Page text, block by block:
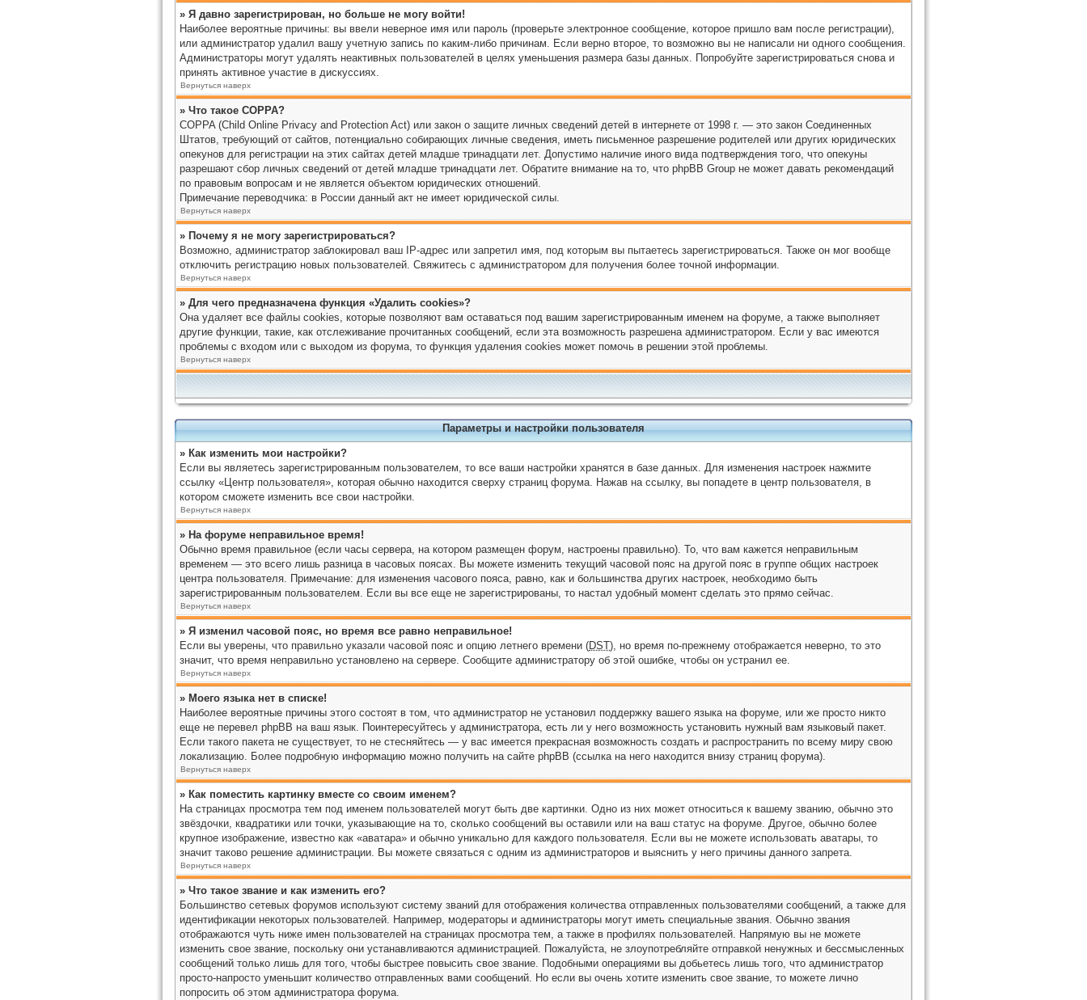
» Я давно зарегистрирован, но больше не могу войти!
Наиболее вероятные причины: вы ввели неверное имя или пароль (проверьте электронное сообщение, которое пришло вам после регистрации),
или администратор удалил вашу учетную запись по каким-либо причинам. Если верно второе, то возможно вы не написали ни одного сообщения.
Администраторы могут удалять неактивных пользователей в целях уменьшения размера базы данных. Попробуйте зарегистрироваться снова и
принять активное участие в дискуссиях.
Вернуться наверх
» Что такое COPPA?
COPPA (Child Online Privacy and Protection Act) или закон о защите личных сведений детей в интернете от 1998 г. — это закон Соединенных
Штатов, требующий от сайтов, потенциально собирающих личные сведения, иметь письменное разрешение родителей или других юридических
опекунов для регистрации на этих сайтах детей младше тринадцати лет. Допустимо наличие иного вида подтверждения того, что опекуны
разрешают сбор личных сведений от детей младше тринадцати лет. Обратите внимание на то, что phpBB Group не может давать рекомендаций
по правовым вопросам и не является объектом юридических отношений.
Примечание переводчика: в России данный акт не имеет юридической силы.
Вернуться наверх
» Почему я не могу зарегистрироваться?
Возможно, администратор заблокировал ваш IP-адрес или запретил имя, под которым вы пытаетесь зарегистрироваться. Также он мог вообще
отключить регистрацию новых пользователей. Свяжитесь с администратором для получения более точной информации.
Вернуться наверх
» Для чего предназначена функция «Удалить cookies»?
Она удаляет все файлы cookies, которые позволяют вам оставаться под вашим зарегистрированным именем на форуме, а также выполняет
другие функции, такие, как отслеживание прочитанных сообщений, если эта возможность разрешена администратором. Если у вас имеются
проблемы с входом или с выходом из форума, то функция удаления cookies может помочь в решении этой проблемы.
Вернуться наверх
Параметры и настройки пользователя
» Как изменить мои настройки?
Если вы являетесь зарегистрированным пользователем, то все ваши настройки хранятся в базе данных. Для изменения настроек нажмите
ссылку «Центр пользователя», которая обычно находится сверху страниц форума. Нажав на ссылку, вы попадете в центр пользователя, в
котором сможете изменить все свои настройки.
Вернуться наверх
» На форуме неправильное время!
Обычно время правильное (если часы сервера, на котором размещен форум, настроены правильно). То, что вам кажется неправильным
временем — это всего лишь разница в часовых поясах. Вы можете изменить текущий часовой пояс на другой пояс в группе общих настроек
центра пользователя. Примечание: для изменения часового пояса, равно, как и большинства других настроек, необходимо быть
зарегистрированным пользователем. Если вы все еще не зарегистрированы, то настал удобный момент сделать это прямо сейчас.
Вернуться наверх
» Я изменил часовой пояс, но время все равно неправильное!
Если вы уверены, что правильно указали часовой пояс и опцию летнего времени (DST), но время по-прежнему отображается неверно, то это
значит, что время неправильно установлено на сервере. Сообщите администратору об этой ошибке, чтобы он устранил ее.
Вернуться наверх
» Моего языка нет в списке!
Наиболее вероятные причины этого состоят в том, что администратор не установил поддержку вашего языка на форуме, или же просто никто
еще не перевел phpBB на ваш язык. Поинтересуйтесь у администратора, есть ли у него возможность установить нужный вам языковый пакет.
Если такого пакета не существует, то не стесняйтесь — у вас имеется прекрасная возможность создать и распространить по всему миру свою
локализацию. Более подробную информацию можно получить на сайте phpBB (ссылка на него находится внизу страниц форума).
Вернуться наверх
» Как поместить картинку вместе со своим именем?
На страницах просмотра тем под именем пользователей могут быть две картинки. Одно из них может относиться к вашему званию, обычно это
звёздочки, квадратики или точки, указывающие на то, сколько сообщений вы оставили или на ваш статус на форуме. Другое, обычно более
крупное изображение, известно как «аватара» и обычно уникально для каждого пользователя. Если вы не можете использовать аватары, то
значит таково решение администрации. Вы можете связаться с одним из администраторов и выяснить у него причины данного запрета.
Вернуться наверх
» Что такое звание и как изменить его?
Большинство сетевых форумов используют систему званий для отображения количества отправленных пользователями сообщений, а также для
идентификации некоторых пользователей. Например, модераторы и администраторы могут иметь специальные звания. Обычно звания
отображаются чуть ниже имен пользователей на страницах просмотра тем, а также в профилях пользователей. Напрямую вы не можете
изменить свое звание, поскольку они устанавливаются администрацией. Пожалуйста, не злоупотребляйте отправкой ненужных и бессмысленных
сообщений только лишь для того, чтобы быстрее повысить свое звание. Подобными операциями вы добьетесь лишь того, что администратор
просто-напросто уменьшит количество отправленных вами сообщений. Но если вы очень хотите изменить свое звание, то можете лично
попросить об этом администратора форума.